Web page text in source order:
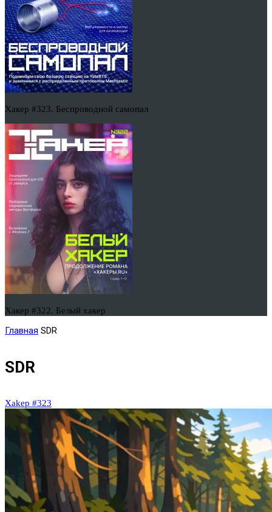
Хакер #323. Беспроводной самопал
Хакер #322. Белый хакер
Главная SDR
SDR
Xakep #323